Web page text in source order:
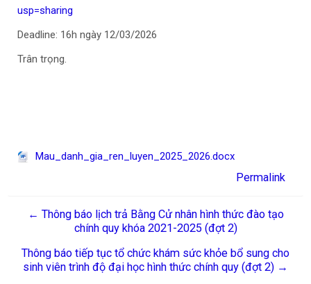
usp=sharing
Deadline: 16h ngày 12/03/2026
Trân trọng.
Mau_danh_gia_ren_luyen_2025_2026.docx
Permalink
← Thông báo lịch trả Bằng Cử nhân hình thức đào tạo
chính quy khóa 2021-2025 (đợt 2)
Thông báo tiếp tục tổ chức khám sức khỏe bổ sung cho
sinh viên trình độ đại học hình thức chính quy (đợt 2) →